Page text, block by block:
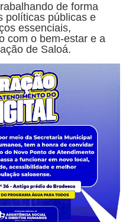
de forma
políticas públicas e
essenciais,
com o bem-estar e a
de Saloá.